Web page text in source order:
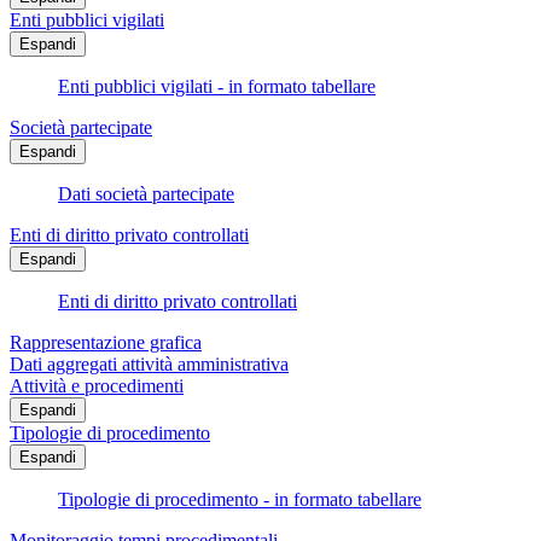
Enti pubblici vigilati
Espandi
Enti pubblici vigilati - in formato tabellare
Società partecipate
Espandi
Dati società partecipate
Enti di diritto privato controllati
Espandi
Enti di diritto privato controllati
Rappresentazione grafica
Dati aggregati attività amministrativa
Attività e procedimenti
Espandi
Tipologie di procedimento
Espandi
Tipologie di procedimento - in formato tabellare